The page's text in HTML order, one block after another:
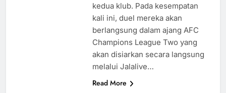
kedua klub. Pada kesempatan
kali ini, duel mereka akan
berlangsung dalam ajang AFC
Champions League Two yang
akan disiarkan secara langsung
melalui Jalalive…
Read More